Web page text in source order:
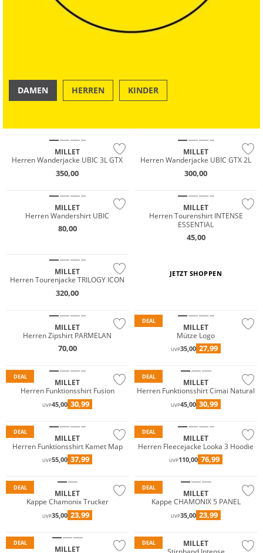
DAMEN HERREN KINDER
MILLET
Herren Wanderjacke UBIC 3L GTX
350,00
MILLET
Herren Wanderjacke UBIC GTX 2L
300,00
NEU
MILLET
Herren Wandershirt UBIC
80,00
Premium
MILLET
Herren Tourenshirt INTENSE
ESSENTIAL
45,00
MILLET
Herren Tourenjacke TRILOGY ICON
320,00
JETZT SHOPPEN
NEU
MILLET
Herren Zipshirt PARMELAN
70,00
DEAL
MILLET
Mütze Logo
UVP35,00 27,99
DEAL
Premium
MILLET
Herren Funktionsshirt Fusion
UVP45,00 30,99
DEAL
MILLET
Herren Funktionsshirt Cimai Natural
UVP45,00 30,99
DEAL
Premium
MILLET
Herren Funktionsshirt Kamet Map
UVP55,00 37,99
DEAL
Premium
MILLET
Herren Fleecejacke Looka 3 Hoodie
UVP110,00 76,99
DEAL
Premium
MILLET
Kappe Chamonix Trucker
UVP35,00 23,99
DEAL
Premium
MILLET
Kappe CHAMONIX 5 PANEL
UVP35,00 23,99
DEAL
MILLET
DEAL
MILLET